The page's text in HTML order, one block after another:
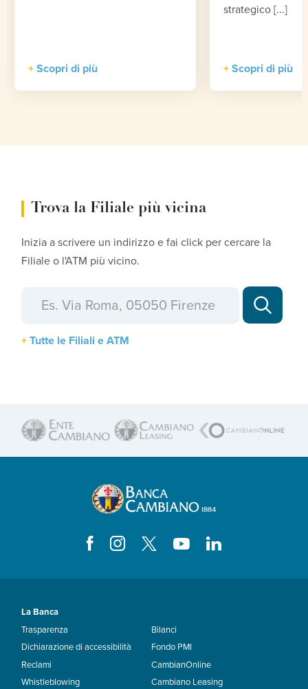
Scopri di più
strategico [...]
Scopri di più
Trova la Filiale più vicina
Inizia a scrivere un indirizzo e fai click per cercare la
Filiale o l'ATM più vicino.
Tutte le Filiali e ATM
La Banca
Trasparenza
Dichiarazione di accessibilità
Reclami
Whistleblowing
Bilanci
Fondo PMI
CambianOnline
Cambiano Leasing